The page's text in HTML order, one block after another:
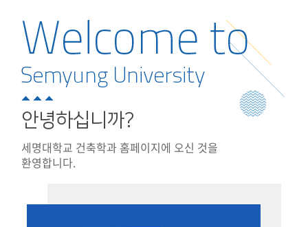
취업 현황
안녕하십니까?
세명대학교 건축학과 홈페이지에 오신 것을
환영합니다.